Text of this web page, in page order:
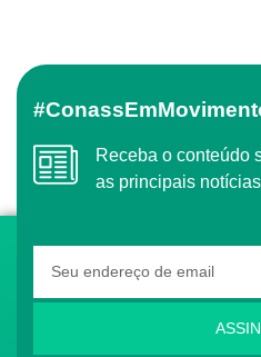
Receba o conteúdo semanal do Conass com
as principais